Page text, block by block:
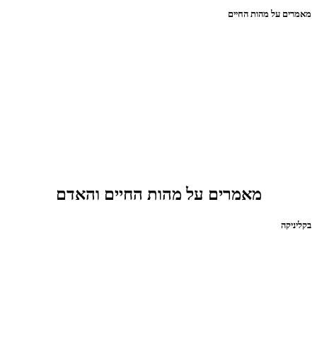
מאמרים על מהות החיים
מאמרים על מהות החיים והאדם
בקליניקה